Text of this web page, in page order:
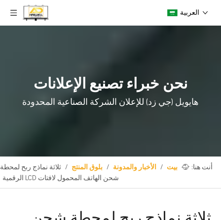
العربية
نحن خبراء تصنيع الإعلانات
هايويل (جي زد) للإعلان الشركة الصناعية المحدودة
أنت هنا: بيت / الأخبار والمدونة / بلوق المنتج / ثلاثة نماذج ربح لمحطة
شحن الهاتف المحمول لافتات LCD الرقمية